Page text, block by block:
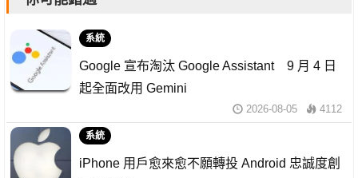
系統
Google 宣布淘汰 Google Assistant 9 月 4 日
起全面改用 Gemini
2026-08-05 4112
系統
iPhone 用戶愈來愈不願轉投 Android 忠誠度創